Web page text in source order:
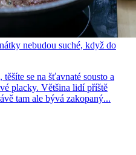
nebudou suché, když do
se na šťavnaté sousto a
placky. Většina lidí příště
tam ale bývá zakopaný...